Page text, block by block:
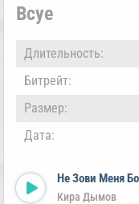
Всуе
Длительность:
Битрейт:
Размер:
Дата:
Не Зови Меня
Кира Дымов